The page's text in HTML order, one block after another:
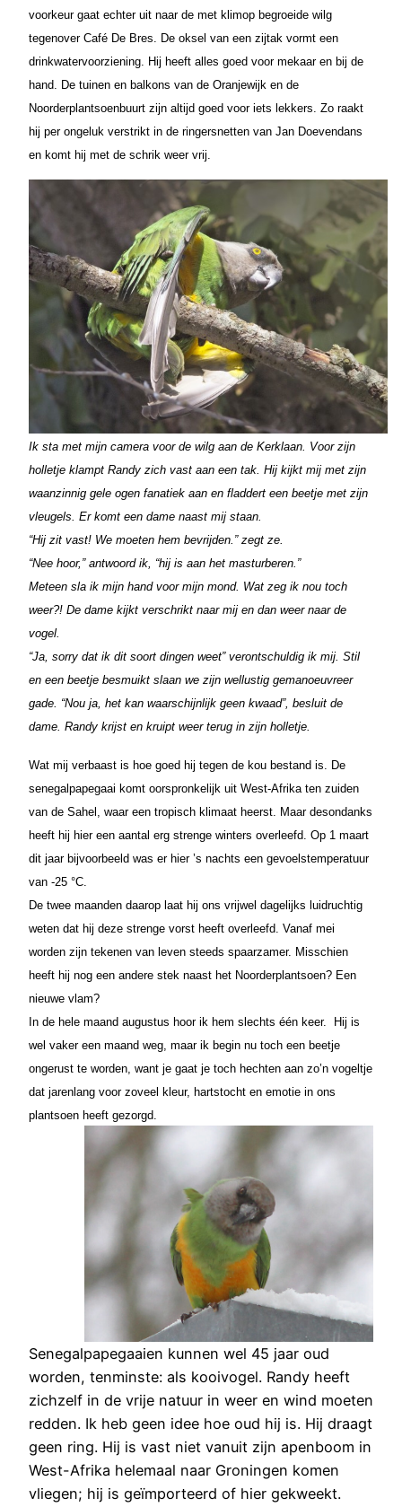
voorkeur gaat echter uit naar de met klimop begroeide wilg
tegenover Café De Bres. De oksel van een zijtak vormt een
drinkwatervoorziening. Hij heeft alles goed voor mekaar en bij de
hand. De tuinen en balkons van de Oranjewijk en de
Noorderplantsoenbuurt zijn altijd goed voor iets lekkers. Zo raakt
hij per ongeluk verstrikt in de ringersnetten van Jan Doevendans
en komt hij met de schrik weer vrij.
Ik sta met mijn camera voor de wilg aan de Kerklaan. Voor zijn
holletje klampt Randy zich vast aan een tak. Hij kijkt mij met zijn
waanzinnig gele ogen fanatiek aan en fladdert een beetje met zijn
vleugels. Er komt een dame naast mij staan.
“Hij zit vast! We moeten hem bevrijden.” zegt ze.
“Nee hoor,” antwoord ik, “hij is aan het masturberen.”
Meteen sla ik mijn hand voor mijn mond. Wat zeg ik nou toch
weer?! De dame kijkt verschrikt naar mij en dan weer naar de
vogel.
“Ja, sorry dat ik dit soort dingen weet” verontschuldig ik mij. Stil
en een beetje besmuikt slaan we zijn wellustig gemanoeuvreer
gade. “Nou ja, het kan waarschijnlijk geen kwaad”, besluit de
dame. Randy krijst en kruipt weer terug in zijn holletje.
Wat mij verbaast is hoe goed hij tegen de kou bestand is. De
senegalpapegaai komt oorspronkelijk uit West-Afrika ten zuiden
van de Sahel, waar een tropisch klimaat heerst. Maar desondanks
heeft hij hier een aantal erg strenge winters overleefd. Op 1 maart
dit jaar bijvoorbeeld was er hier ’s nachts een gevoelstemperatuur
van -25 °C.
De twee maanden daarop laat hij ons vrijwel dagelijks luidruchtig
weten dat hij deze strenge vorst heeft overleefd. Vanaf mei
worden zijn tekenen van leven steeds spaarzamer. Misschien
heeft hij nog een andere stek naast het Noorderplantsoen? Een
nieuwe vlam?
In de hele maand augustus hoor ik hem slechts één keer. Hij is
wel vaker een maand weg, maar ik begin nu toch een beetje
ongerust te worden, want je gaat je toch hechten aan zo’n vogeltje
dat jarenlang voor zoveel kleur, hartstocht en emotie in ons
plantsoen heeft gezorgd.
Senegalpapegaaien kunnen wel 45 jaar oud
worden, tenminste: als kooivogel. Randy heeft
zichzelf in de vrije natuur in weer en wind moeten
redden. Ik heb geen idee hoe oud hij is. Hij draagt
geen ring. Hij is vast niet vanuit zijn apenboom in
West-Afrika helemaal naar Groningen komen
vliegen; hij is geïmporteerd of hier gekweekt.